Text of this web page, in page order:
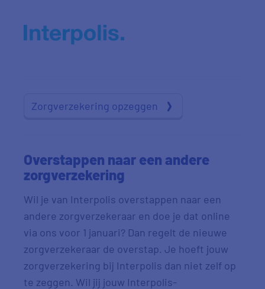
Zorgverzekering opzeggen
Overstappen naar een andere
zorgverzekering
Wil je van Interpolis overstappen naar een
andere zorgverzekeraar en doe je dat online
via ons voor 1 januari? Dan regelt de nieuwe
zorgverzekeraar de overstap. Je hoeft jouw
zorgverzekering bij Interpolis dan niet zelf op
te zeggen. Wil jij jouw Interpolis-